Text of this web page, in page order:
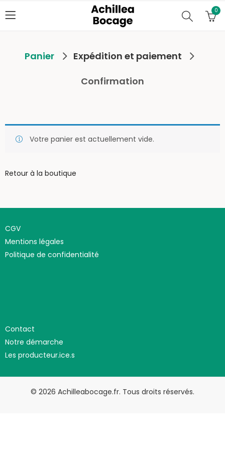
0
Panier
Expédition et paiement
Confirmation
Votre panier est actuellement vide.
Retour à la boutique
CGV
Mentions légales
Politique de confidentialité
Contact
Notre démarche
Les producteur.ice.s
© 2026 Achilleabocage.fr. Tous droits réservés.